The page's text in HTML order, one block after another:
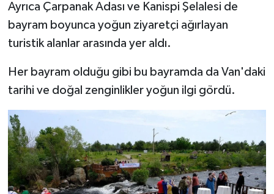
Ayrıca Çarpanak Adası ve Kanispi Şelalesi de
bayram boyunca yoğun ziyaretçi ağırlayan
turistik alanlar arasında yer aldı.
Her bayram olduğu gibi bu bayramda da Van'daki
tarihi ve doğal zenginlikler yoğun ilgi gördü.